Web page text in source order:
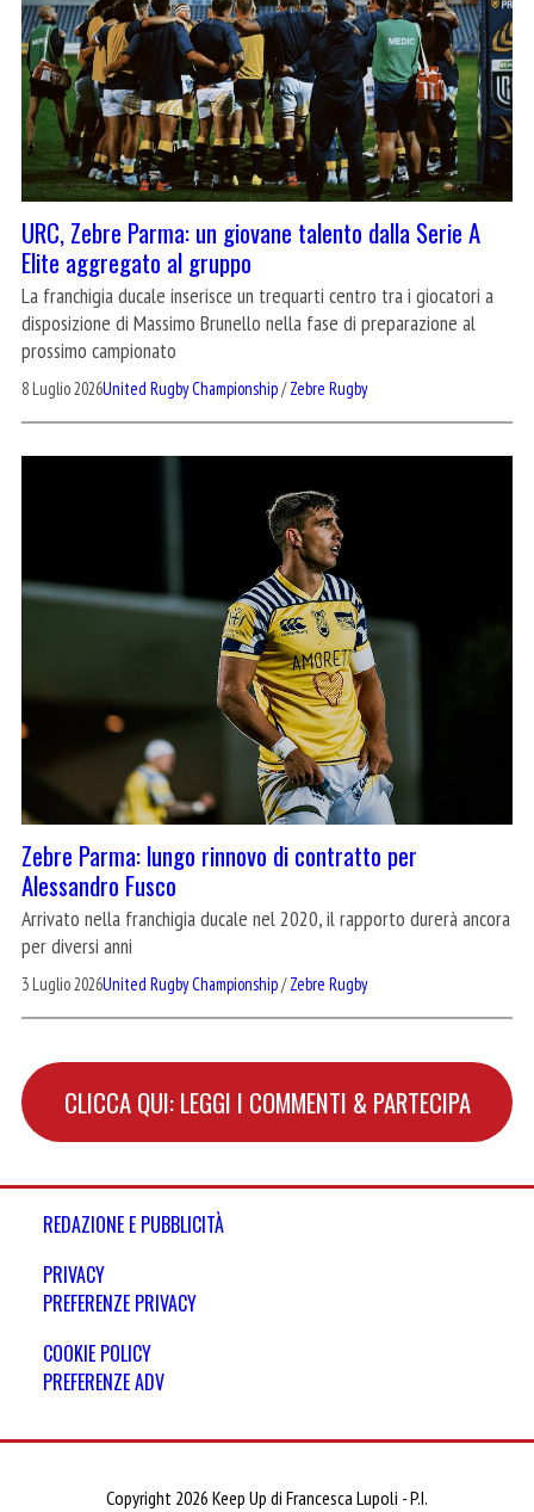
URC, Zebre Parma: un giovane talento dalla Serie A
Elite aggregato al gruppo
La franchigia ducale inserisce un trequarti centro tra i giocatori a
disposizione di Massimo Brunello nella fase di preparazione al
prossimo campionato
8 Luglio 2026United Rugby Championship/Zebre Rugby
Zebre Parma: lungo rinnovo di contratto per
Alessandro Fusco
Arrivato nella franchigia ducale nel 2020, il rapporto durerà ancora
per diversi anni
3 Luglio 2026United Rugby Championship/Zebre Rugby
CLICCA QUI: LEGGI I COMMENTI & PARTECIPA
REDAZIONE E PUBBLICITÀ
PRIVACY
PREFERENZE PRIVACY
COOKIE POLICY
PREFERENZE ADV
Copyright 2026 Keep Up di Francesca Lupoli - P.I.